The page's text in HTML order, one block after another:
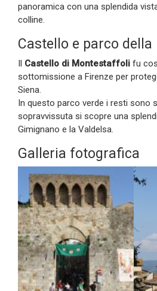
panoramica con una splendida
colline.
Castello e parco della
Il Castello di Montestaffoli fu
sottomissione a Firenze per
Siena.
In questo parco verde i resti sono
sopravvissuta si scopre una
Gimignano e la Valdelsa.
Galleria fotografica